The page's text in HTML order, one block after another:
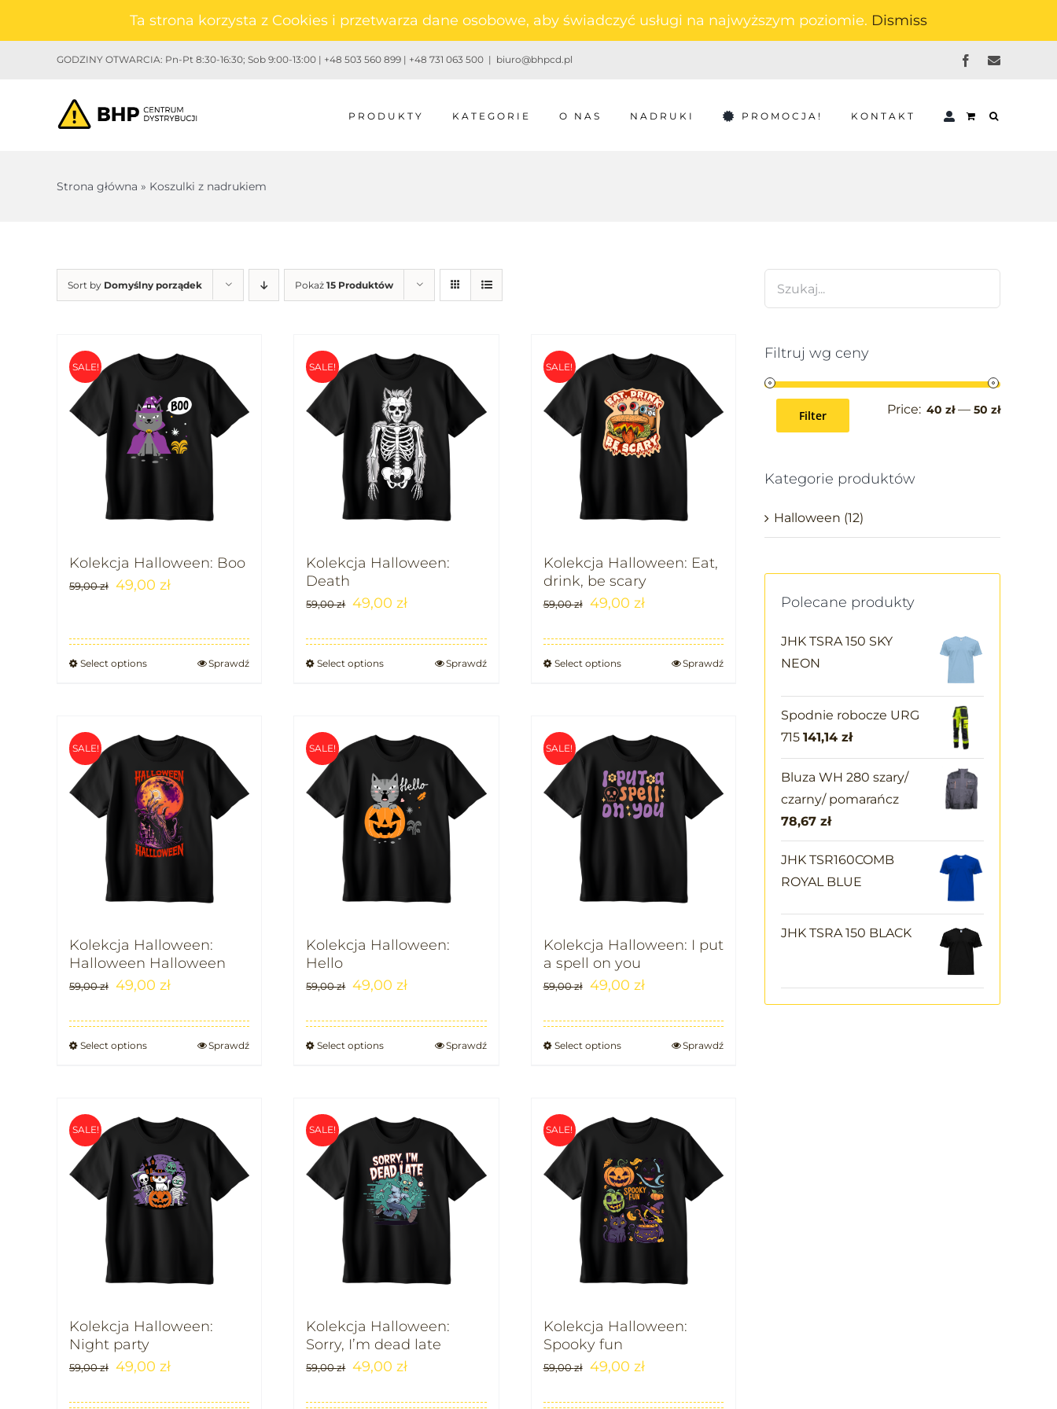
zawartościGODZINY OTWARCIA: Pn-Pt 8:30-16:30; Sob 9:00-13:00 | +48 503 560 899 | +48 731 063 500 | biuro@bhpcd.pl FacebookEmail
PRODUKTY KATEGORIE O NAS NADRUKI PROMOCJA! KONTAKT
Strona główna » Koszulki z nadrukiem
Sort by Domyślny porządek Pokaż 15 Produktów
SALE!
Kolekcja Halloween: Boo
59,00zł 49,00 zł
Select options Sprawdź
SALE!
Kolekcja Halloween:
Death
59,00zł 49,00zł
Select options Sprawdź
SALE!
Kolekcja Halloween: Eat,
drink, be scary
59,00zł 49,00 zł
Select options Sprawdź
SALE!
Kolekcja Halloween:
Halloween Halloween
59,00zł 49,00 zł
Select options Sprawdź
SALE!
Kolekcja Halloween:
Hello
59,00zł 49,00zł
Select options Sprawdź
SALE!
Kolekcja Halloween: I put
a spell on you
59,00zł 49,00 zł
Select options Sprawdź
SALE!
Kolekcja Halloween:
Night party
59,00zł 49,00 zł
SALE!
Kolekcja Halloween:
Sorry, I’m dead late
59,00zł 49,00zł
SALE!
Kolekcja Halloween:
Spooky fun
59,00zł 49,00 zł
Filtruj wg ceny
Filter Price: 40 zł— 50 zł
Kategorie produktów
Halloween (12)
Polecane produkty
JHK TSRA 150 SKY
NEON
Spodnie robocze URG
715 141,14 zł
Bluza WH 280 szary/
czarny/ pomarańcz
78,67 zł
JHK TSR160COMB
ROYAL BLUE
JHK TSRA 150 BLACK
Ta strona korzysta z Cookies i przetwarza dane osobowe, aby świadczyć usługi na najwyższym poziomie. Dismiss